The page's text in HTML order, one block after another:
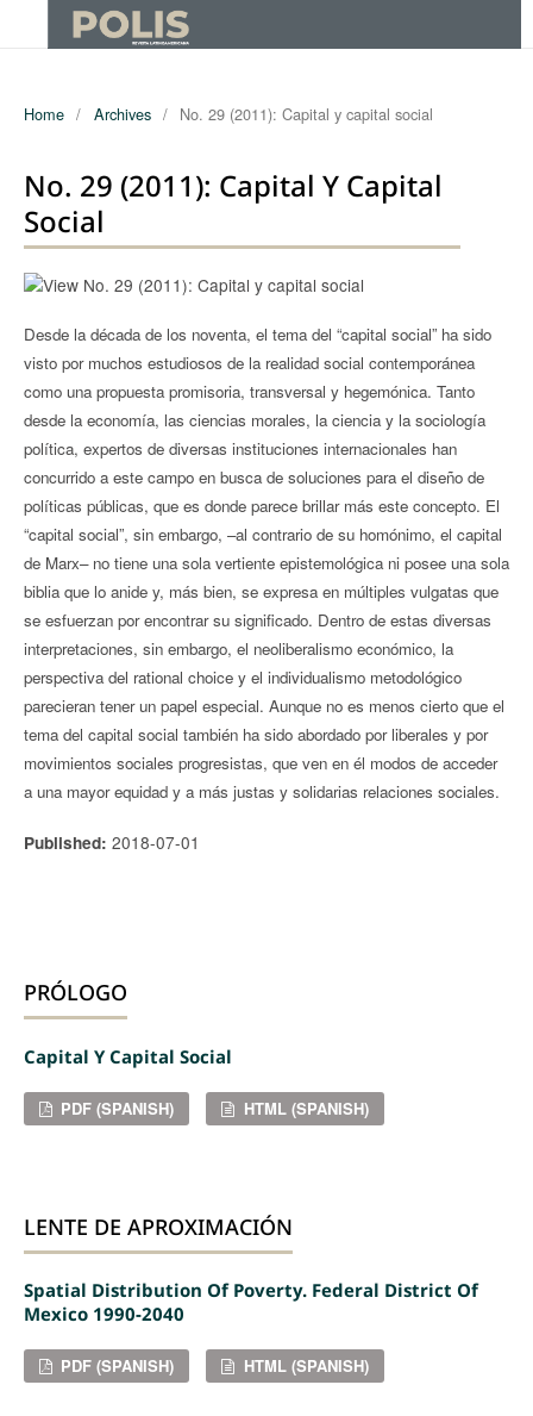
Home / Archives / No. 29 (2011): Capital y capital social
No. 29 (2011): Capital Y Capital
Social
Desde la década de los noventa, el tema del “capital social” ha sido
visto por muchos estudiosos de la realidad social contemporánea
como una propuesta promisoria, transversal y hegemónica. Tanto
desde la economía, las ciencias morales, la ciencia y la sociología
política, expertos de diversas instituciones internacionales han
concurrido a este campo en busca de soluciones para el diseño de
políticas públicas, que es donde parece brillar más este concepto. El
“capital social”, sin embargo, –al contrario de su homónimo, el capital
de Marx– no tiene una sola vertiente epistemológica ni posee una sola
biblia que lo anide y, más bien, se expresa en múltiples vulgatas que
se esfuerzan por encontrar su significado. Dentro de estas diversas
interpretaciones, sin embargo, el neoliberalismo económico, la
perspectiva del rational choice y el individualismo metodológico
parecieran tener un papel especial. Aunque no es menos cierto que el
tema del capital social también ha sido abordado por liberales y por
movimientos sociales progresistas, que ven en él modos de acceder
a una mayor equidad y a más justas y solidarias relaciones sociales.
Published: 2018-07-01
PRÓLOGO
Capital Y Capital Social
PDF (SPANISH) HTML (SPANISH)
LENTE DE APROXIMACIÓN
Spatial Distribution Of Poverty. Federal District Of
Mexico 1990-2040
PDF (SPANISH) HTML (SPANISH)